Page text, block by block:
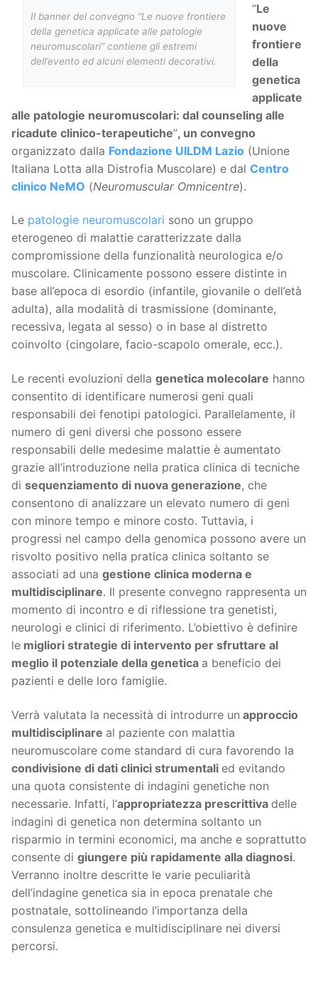
Il banner del convegno “Le nuove frontiere
della genetica applicate alle patologie
neuromuscolari” contiene gli estremi
dell’evento ed alcuni elementi decorativi.
“Le
nuove
frontiere
della
genetica
applicate
alle patologie neuromuscolari: dal counseling alle
ricadute clinico-terapeutiche”, un convegno
organizzato dalla Fondazione UILDM Lazio (Unione
Italiana Lotta alla Distrofia Muscolare) e dal Centro
clinico NeMO (Neuromuscular Omnicentre).
Le patologie neuromuscolari sono un gruppo
eterogeneo di malattie caratterizzate dalla
compromissione della funzionalità neurologica e/o
muscolare. Clinicamente possono essere distinte in
base all’epoca di esordio (infantile, giovanile o dell’età
adulta), alla modalità di trasmissione (dominante,
recessiva, legata al sesso) o in base al distretto
coinvolto (cingolare, facio-scapolo omerale, ecc.).
Le recenti evoluzioni della genetica molecolare hanno
consentito di identificare numerosi geni quali
responsabili dei fenotipi patologici. Parallelamente, il
numero di geni diversi che possono essere
responsabili delle medesime malattie è aumentato
grazie all’introduzione nella pratica clinica di tecniche
di sequenziamento di nuova generazione, che
consentono di analizzare un elevato numero di geni
con minore tempo e minore costo. Tuttavia, i
progressi nel campo della genomica possono avere un
risvolto positivo nella pratica clinica soltanto se
associati ad una gestione clinica moderna e
multidisciplinare. Il presente convegno rappresenta un
momento di incontro e di riflessione tra genetisti,
neurologi e clinici di riferimento. L’obiettivo è definire
le migliori strategie di intervento per sfruttare al
meglio il potenziale della genetica a beneficio dei
pazienti e delle loro famiglie.
Verrà valutata la necessità di introdurre un approccio
multidisciplinare al paziente con malattia
neuromuscolare come standard di cura favorendo la
condivisione di dati clinici strumentali ed evitando
una quota consistente di indagini genetiche non
necessarie. Infatti, l’appropriatezza prescrittiva delle
indagini di genetica non determina soltanto un
risparmio in termini economici, ma anche e soprattutto
consente di giungere più rapidamente alla diagnosi.
Verranno inoltre descritte le varie peculiarità
dell’indagine genetica sia in epoca prenatale che
postnatale, sottolineando l’importanza della
consulenza genetica e multidisciplinare nei diversi
percorsi.